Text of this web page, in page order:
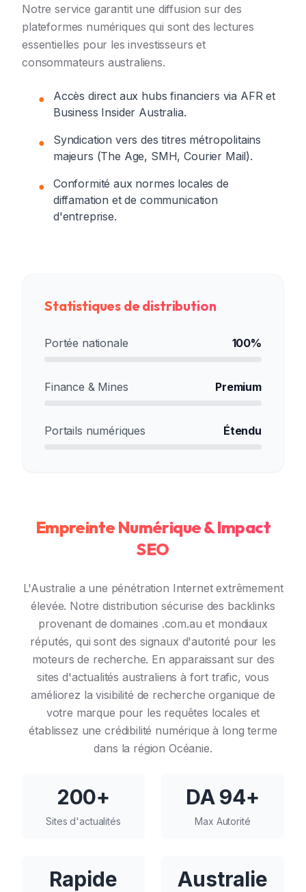
Notre service garantit une diffusion sur des
plateformes numériques qui sont des lectures
essentielles pour les investisseurs et
consommateurs australiens.
●
Accès direct aux hubs financiers via AFR et
Business Insider Australia.
●
Syndication vers des titres métropolitains
majeurs (The Age, SMH, Courier Mail).
●
Conformité aux normes locales de
diffamation et de communication
d'entreprise.
Statistiques de distribution
Portée nationale 100%
Finance & Mines Premium
Portails numériques Étendu
Empreinte Numérique & Impact
SEO
L'Australie a une pénétration Internet extrêmement
élevée. Notre distribution sécurise des backlinks
provenant de domaines .com.au et mondiaux
réputés, qui sont des signaux d'autorité pour les
moteurs de recherche. En apparaissant sur des
sites d'actualités australiens à fort trafic, vous
améliorez la visibilité de recherche organique de
votre marque pour les requêtes locales et
établissez une crédibilité numérique à long terme
dans la région Océanie.
200+
Sites d'actualités
DA 94+
Max Autorité
Rapide Australie